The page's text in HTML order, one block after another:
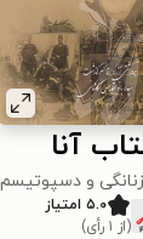
آنا
و دسپوتیسم
۵.۰ امتیاز
(از ۱ رأی)